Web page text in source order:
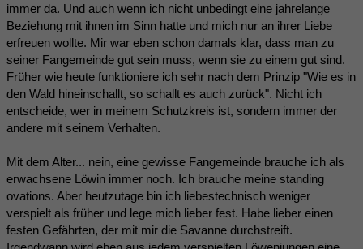
immer da. Und auch wenn ich nicht unbedingt eine jahrelange
Beziehung mit ihnen im Sinn hatte und mich nur an ihrer Liebe
erfreuen wollte. Mir war eben schon damals klar, dass man zu
seiner Fangemeinde gut sein muss, wenn sie zu einem gut sind.
Früher wie heute funktioniere ich sehr nach dem Prinzip "Wie es in
den Wald hineinschallt, so schallt es auch zurück". Nicht ich
entscheide, wer in meinem Schutzkreis ist, sondern immer der
andere mit seinem Verhalten.
Mit dem Alter... nein, eine gewisse Fangemeinde brauche ich als
erwachsene Löwin immer noch. Ich brauche meine standing
ovations. Aber heutzutage bin ich liebestechnisch weniger
verspielt als früher und lege mich lieber fest. Habe lieber einen
festen Gefährten, der mit mir die Savanne durchstreift.